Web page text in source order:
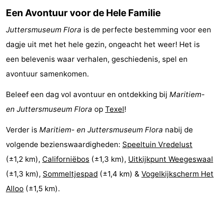
Texel
De
Krim
-
EuroParcs
Texel
-
Kustpark
-
Strandhuys
-
Villapark
Residentie
Texel
-
Villapark
Vogelmient
Last
minutes
Strand
Een Avontuur voor de Hele Familie
Juttersmuseum Flora is de perfecte bestemming voor een
dagje uit met het hele gezin, ongeacht het weer! Het is
een belevenis waar verhalen, geschiedenis, spel en
avontuur samenkomen.
Beleef een dag vol avontuur en ontdekking bij Maritiem-
en Juttersmuseum Flora op Texel!
Verder is Maritiem- en Juttersmuseum Flora nabij de
volgende bezienswaardigheden: Speeltuin Vredelust
(±1,2 km), Californiëbos (±1,3 km), Uitkijkpunt Weegeswaal
(±1,3 km), Sommeltjespad (±1,4 km) & Vogelkijkscherm Het
Alloo (±1,5 km).